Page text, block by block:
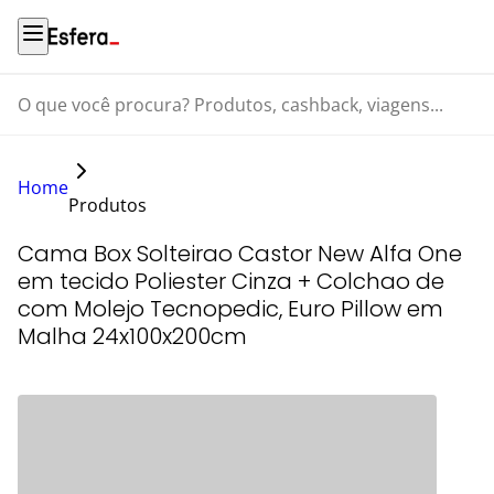
O que você procura? Produtos, cashback, viagens...
Home
Produtos
Cama Box Solteirao Castor New Alfa One
em tecido Poliester Cinza + Colchao de
com Molejo Tecnopedic, Euro Pillow em
Malha 24x100x200cm